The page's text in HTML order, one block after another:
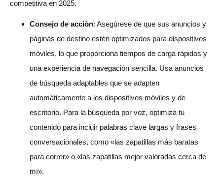
competitiva en 2025.
Consejo de acción: Asegúrese de que sus anuncios y
páginas de destino estén optimizados para dispositivos
móviles, lo que proporciona tiempos de carga rápidos y
una experiencia de navegación sencilla. Usa anuncios
de búsqueda adaptables que se adapten
automáticamente a los dispositivos móviles y de
escritorio. Para la búsqueda por voz, optimiza tu
contenido para incluir palabras clave largas y frases
conversacionales, como «las zapatillas más baratas
para correr» o «las zapatillas mejor valoradas cerca de
mí».